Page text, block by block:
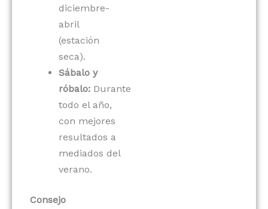
diciembre-
abril
(estación
seca).
Sábalo y
róbalo: Durante
todo el año,
con mejores
resultados a
mediados del
verano.
Consejo